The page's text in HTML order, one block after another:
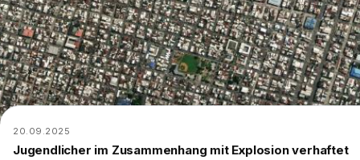
20.09.2025
Jugendlicher im Zusammenhang mit Explosion verhaftet